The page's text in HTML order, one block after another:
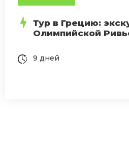
Тур в Грецию:
Олимпийской
9 дней